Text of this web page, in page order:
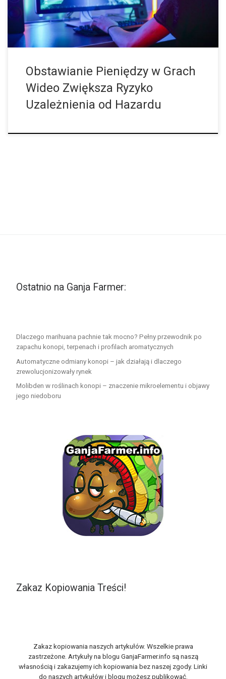
darmowe, jednak za nowy awatar, inną broń lub przybory gracze
muszą wydać […]
Obstawianie Pieniędzy w Grach
Wideo Zwiększa Ryzyko
Uzależnienia od Hazardu
Ostatnio na Ganja Farmer:
Dlaczego marihuana pachnie tak mocno? Pełny przewodnik po
zapachu konopi, terpenach i profilach aromatycznych
Automatyczne odmiany konopi – jak działają i dlaczego
zrewolucjonizowały rynek
Molibden w roślinach konopi – znaczenie mikroelementu i objawy
jego niedoboru
Zakaz Kopiowania Treści!
Zakaz kopiowania naszych artykułów. Wszelkie prawa
zastrzeżone. Artykuły na blogu GanjaFarmer.info są naszą
własnością i zakazujemy ich kopiowania bez naszej zgody. Linki
do naszych artykułów i blogu możesz publikować.